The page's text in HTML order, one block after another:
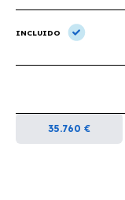
INCLUIDO
35.760 €